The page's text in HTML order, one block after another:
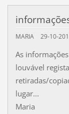
MARIA 29-10-
As
louvável
retiradas/
lugar...
Maria